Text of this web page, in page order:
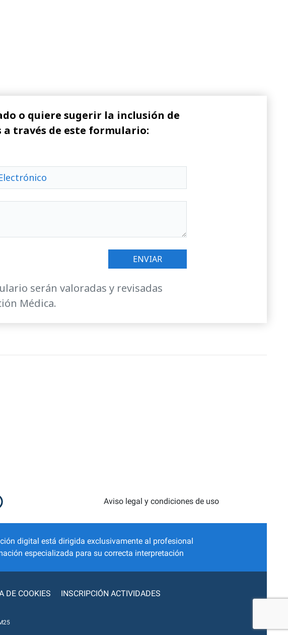
o quiere sugerir la inclusión de
través de este formulario:
serán valoradas y revisadas
Médica.
Aviso legal y condiciones de uso
digital está dirigida exclusivamente al profesional
especializada para su correcta interpretación
DE COOKIES INSCRIPCIÓN ACTIVIDADES